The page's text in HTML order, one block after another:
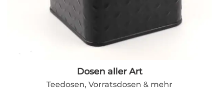
Dosen aller Art
Teedosen, Vorratsdosen & mehr